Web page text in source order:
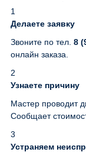
1
Делаете заявку
Звоните по тел. 8
онлайн заказа.
2
Узнаете причину
Мастер проводит
Сообщает
3
Устраняем